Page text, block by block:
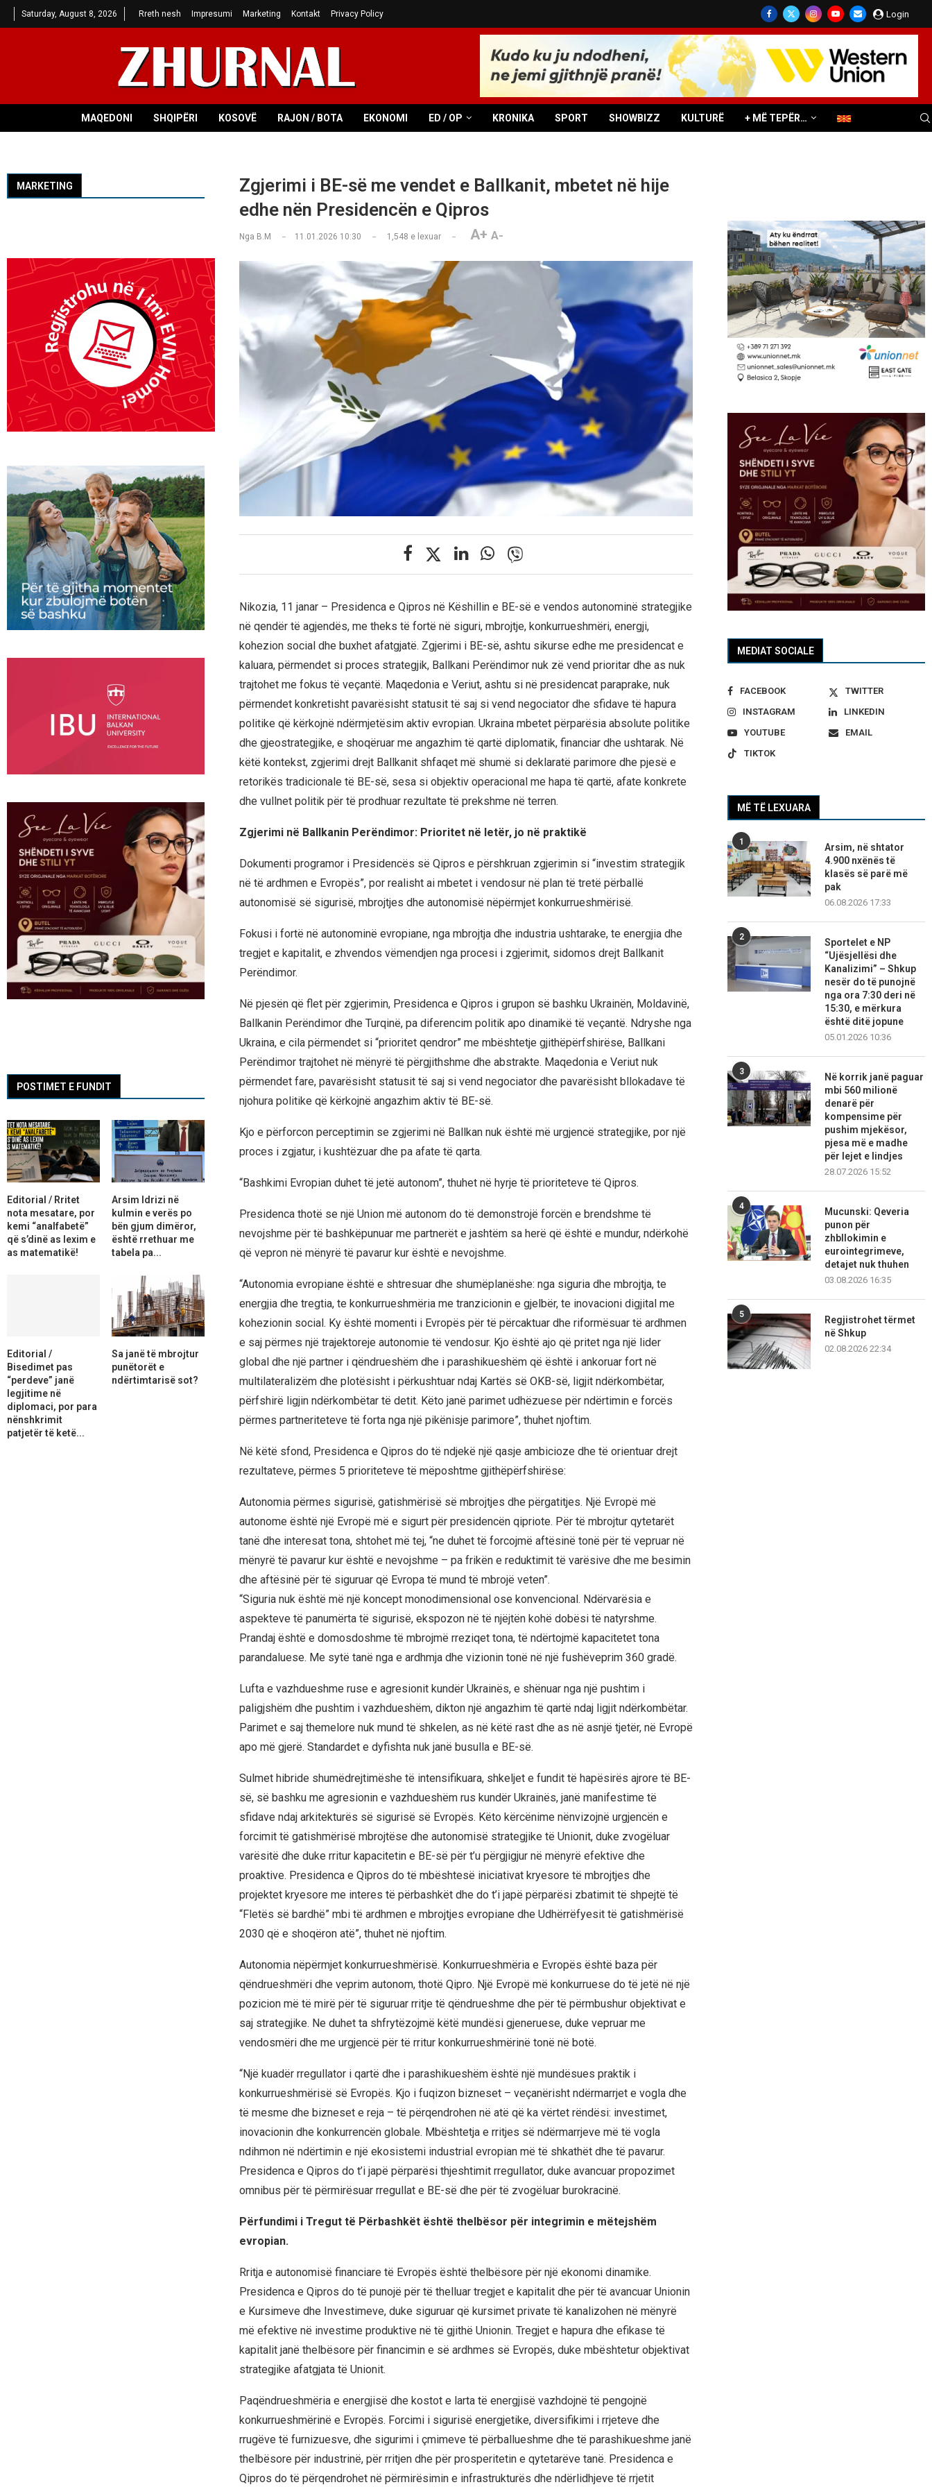
Saturday, August 8, 2026 Rreth nesh Impresumi Marketing Kontakt Privacy Policy Login
MAQEDONI SHQIPËRI KOSOVË RAJON / BOTA EKONOMI ED / OP KRONIKA SPORT SHOWBIZZ KULTURË + MË TEPËR…
Zgjerimi i BE-së me vendet e Ballkanit, mbetet në hije
edhe nën Presidencën e Qipros
Nga B.M 11.01.2026 10:30 1,548 e lexuar A+ A-
Nikozia, 11 janar – Presidenca e Qipros në Këshillin e BE-së e vendos autonominë strategjike
në qendër të agjendës, me theks të fortë në siguri, mbrojtje, konkurrueshmëri, energji,
kohezion social dhe buxhet afatgjatë. Zgjerimi i BE-së, ashtu sikurse edhe me presidencat e
kaluara, përmendet si proces strategjik, Ballkani Perëndimor nuk zë vend prioritar dhe as nuk
trajtohet me fokus të veçantë. Maqedonia e Veriut, ashtu si në presidencat paraprake, nuk
përmendet konkretisht pavarësisht statusit të saj si vend negociator dhe sfidave të hapura
politike që kërkojnë ndërmjetësim aktiv evropian. Ukraina mbetet përparësia absolute politike
dhe gjeostrategjike, e shoqëruar me angazhim të qartë diplomatik, financiar dhe ushtarak. Në
këtë kontekst, zgjerimi drejt Ballkanit shfaqet më shumë si deklaratë parimore dhe pjesë e
retorikës tradicionale të BE-së, sesa si objektiv operacional me hapa të qartë, afate konkrete
dhe vullnet politik për të prodhuar rezultate të prekshme në terren.
Zgjerimi në Ballkanin Perëndimor: Prioritet në letër, jo në praktikë
Dokumenti programor i Presidencës së Qipros e përshkruan zgjerimin si “investim strategjik
në të ardhmen e Evropës”, por realisht ai mbetet i vendosur në plan të tretë përballë
autonomisë së sigurisë, mbrojtjes dhe autonomisë nëpërmjet konkurrueshmërisë.
Fokusi i fortë në autonominë evropiane, nga mbrojtja dhe industria ushtarake, te energjia dhe
tregjet e kapitalit, e zhvendos vëmendjen nga procesi i zgjerimit, sidomos drejt Ballkanit
Perëndimor.
Në pjesën që flet për zgjerimin, Presidenca e Qipros i grupon së bashku Ukrainën, Moldavinë,
Ballkanin Perëndimor dhe Turqinë, pa diferencim politik apo dinamikë të veçantë. Ndryshe nga
Ukraina, e cila përmendet si “prioritet qendror” me mbështetje gjithëpërfshirëse, Ballkani
Perëndimor trajtohet në mënyrë të përgjithshme dhe abstrakte. Maqedonia e Veriut nuk
përmendet fare, pavarësisht statusit të saj si vend negociator dhe pavarësisht bllokadave të
njohura politike që kërkojnë angazhim aktiv të BE-së.
Kjo e përforcon perceptimin se zgjerimi në Ballkan nuk është më urgjencë strategjike, por një
proces i zgjatur, i kushtëzuar dhe pa afate të qarta.
“Bashkimi Evropian duhet të jetë autonom”, thuhet në hyrje të prioriteteve të Qipros.
Presidenca thotë se një Union më autonom do të demonstrojë forcën e brendshme të
nevojshme për të bashkëpunuar me partnerët e jashtëm sa herë që është e mundur, ndërkohë
që vepron në mënyrë të pavarur kur është e nevojshme.
“Autonomia evropiane është e shtresuar dhe shumëplanëshe: nga siguria dhe mbrojtja, te
energjia dhe tregtia, te konkurrueshmëria me tranzicionin e gjelbër, te inovacioni digjital me
kohezionin social. Ky është momenti i Evropës për të përcaktuar dhe riformësuar të ardhmen
e saj përmes një trajektoreje autonomie të vendosur. Kjo është ajo që pritet nga një lider
global dhe një partner i qëndrueshëm dhe i parashikueshëm që është i ankoruar fort në
multilateralizëm dhe plotësisht i përkushtuar ndaj Kartës së OKB-së, ligjit ndërkombëtar,
përfshirë ligjin ndërkombëtar të detit. Këto janë parimet udhëzuese për ndërtimin e forcës
përmes partneriteteve të forta nga një pikënisje parimore”, thuhet njoftim.
Në këtë sfond, Presidenca e Qipros do të ndjekë një qasje ambicioze dhe të orientuar drejt
rezultateve, përmes 5 prioriteteve të mëposhtme gjithëpërfshirëse:
Autonomia përmes sigurisë, gatishmërisë së mbrojtjes dhe përgatitjes. Një Evropë më
autonome është një Evropë më e sigurt për presidencën qipriote. Për të mbrojtur qytetarët
tanë dhe interesat tona, shtohet më tej, “ne duhet të forcojmë aftësinë tonë për të vepruar në
mënyrë të pavarur kur është e nevojshme – pa frikën e reduktimit të varësive dhe me besimin
dhe aftësinë për të siguruar që Evropa të mund të mbrojë veten”.
“Siguria nuk është më një koncept monodimensional ose konvencional. Ndërvarësia e
aspekteve të panumërta të sigurisë, ekspozon në të njëjtën kohë dobësi të natyrshme.
Prandaj është e domosdoshme të mbrojmë rreziqet tona, të ndërtojmë kapacitetet tona
parandaluese. Me sytë tanë nga e ardhmja dhe vizionin tonë në një fushëveprim 360 gradë.
Lufta e vazhdueshme ruse e agresionit kundër Ukrainës, e shënuar nga një pushtim i
paligjshëm dhe pushtim i vazhdueshëm, dikton një angazhim të qartë ndaj ligjit ndërkombëtar.
Parimet e saj themelore nuk mund të shkelen, as në këtë rast dhe as në asnjë tjetër, në Evropë
apo më gjerë. Standardet e dyfishta nuk janë busulla e BE-së.
Sulmet hibride shumëdrejtimëshe të intensifikuara, shkeljet e fundit të hapësirës ajrore të BE-
së, së bashku me agresionin e vazhdueshëm rus kundër Ukrainës, janë manifestime të
sfidave ndaj arkitekturës së sigurisë së Evropës. Këto kërcënime nënvizojnë urgjencën e
forcimit të gatishmërisë mbrojtëse dhe autonomisë strategjike të Unionit, duke zvogëluar
varësitë dhe duke rritur kapacitetin e BE-së për t’u përgjigjur në mënyrë efektive dhe
proaktive. Presidenca e Qipros do të mbështesë iniciativat kryesore të mbrojtjes dhe
projektet kryesore me interes të përbashkët dhe do t’i japë përparësi zbatimit të shpejtë të
“Fletës së bardhë” mbi të ardhmen e mbrojtjes evropiane dhe Udhërrëfyesit të gatishmërisë
2030 që e shoqëron atë”, thuhet në njoftim.
Autonomia nëpërmjet konkurrueshmërisë. Konkurrueshmëria e Evropës është baza për
qëndrueshmëri dhe veprim autonom, thotë Qipro. Një Evropë më konkurruese do të jetë në një
pozicion më të mirë për të siguruar rritje të qëndrueshme dhe për të përmbushur objektivat e
saj strategjike. Ne duhet ta shfrytëzojmë këtë mundësi gjeneruese, duke vepruar me
vendosmëri dhe me urgjencë për të rritur konkurrueshmërinë tonë në botë.
“Një kuadër rregullator i qartë dhe i parashikueshëm është një mundësues praktik i
konkurrueshmërisë së Evropës. Kjo i fuqizon bizneset – veçanërisht ndërmarrjet e vogla dhe
të mesme dhe bizneset e reja – të përqendrohen në atë që ka vërtet rëndësi: investimet,
inovacionin dhe konkurrencën globale. Mbështetja e rritjes së ndërmarrjeve më të vogla
ndihmon në ndërtimin e një ekosistemi industrial evropian më të shkathët dhe të pavarur.
Presidenca e Qipros do t’i japë përparësi thjeshtimit rregullator, duke avancuar propozimet
omnibus për të përmirësuar rregullat e BE-së dhe për të zvogëluar burokracinë.
Përfundimi i Tregut të Përbashkët është thelbësor për integrimin e mëtejshëm
evropian.
Rritja e autonomisë financiare të Evropës është thelbësore për një ekonomi dinamike.
Presidenca e Qipros do të punojë për të thelluar tregjet e kapitalit dhe për të avancuar Unionin
e Kursimeve dhe Investimeve, duke siguruar që kursimet private të kanalizohen në mënyrë
më efektive në investime produktive në të gjithë Unionin. Tregjet e hapura dhe efikase të
kapitalit janë thelbësore për financimin e së ardhmes së Evropës, duke mbështetur objektivat
strategjike afatgjata të Unionit.
Paqëndrueshmëria e energjisë dhe kostot e larta të energjisë vazhdojnë të pengojnë
konkurrueshmërinë e Evropës. Forcimi i sigurisë energjetike, diversifikimi i rrjeteve dhe
rrugëve të furnizuesve, dhe sigurimi i çmimeve të përballueshme dhe të parashikueshme janë
thelbësore për industrinë, për rritjen dhe për prosperitetin e qytetarëve tanë. Presidenca e
Qipros do të përqendrohet në përmirësimin e infrastrukturës dhe ndërlidhjeve të rrjetit
MEDIAT SOCIALE
FACEBOOK
TWITTER
INSTAGRAM
LINKEDIN
YOUTUBE
EMAIL
TIKTOK
MË TË LEXUARA
1
Arsim, në shtator
4.900 nxënës të
klasës së parë më
pak
06.08.2026 17:33
2
Sportelet e NP
“Ujësjellësi dhe
Kanalizimi” – Shkup
nesër do të punojnë
nga ora 7:30 deri në
15:30, e mërkura
është ditë jopune
05.01.2026 10:36
3
Në korrik janë paguar
mbi 560 milionë
denarë për
kompensime për
pushim mjekësor,
pjesa më e madhe
për lejet e lindjes
28.07.2026 15:52
4
Mucunski: Qeveria
punon për
zhbllokimin e
eurointegrimeve,
detajet nuk thuhen
03.08.2026 16:35
5
Regjistrohet tërmet
në Shkup
02.08.2026 22:34
MARKETING
POSTIMET E FUNDIT
Editorial / Rritet
nota mesatare, por
kemi “analfabetë”
që s’dinë as lexim e
as matematikë!
Arsim Idrizi në
kulmin e verës po
bën gjum dimëror,
është rrethuar me
tabela pa...
Editorial /
Bisedimet pas
“perdeve” janë
legjitime në
diplomaci, por para
nënshkrimit
patjetër të ketë...
Sa janë të mbrojtur
punëtorët e
ndërtimtarisë sot?